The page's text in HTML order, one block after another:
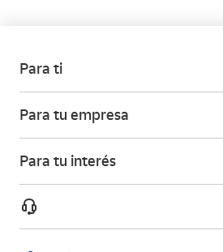
Para ti
Para tu empresa
Para tu interés